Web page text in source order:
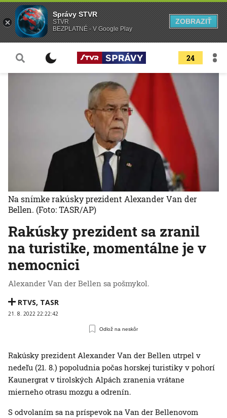
24
Rakúsky prezident sa zranil
na turistike, momentálne je v
nemocnici
Alexander Van der Bellen sa pošmykol.
RTVS, TASR
21. 8. 2022 22:22:42
Odlož na neskôr
Na snímke rakúsky prezident Alexander Van der
Bellen. (Foto: TASR/AP)
Rakúsky prezident Alexander Van der Bellen utrpel v
nedeľu (21. 8.) popoludnia počas horskej turistiky v pohorí
Kaunergrat v tirolských Alpách zranenia vrátane
mierneho otrasu mozgu a odrenín.
S odvolaním sa na príspevok na Van der Bellenovom
Správy STVR
STVR
BEZPLATNÉ - V Google Play
ZOBRAZIŤ